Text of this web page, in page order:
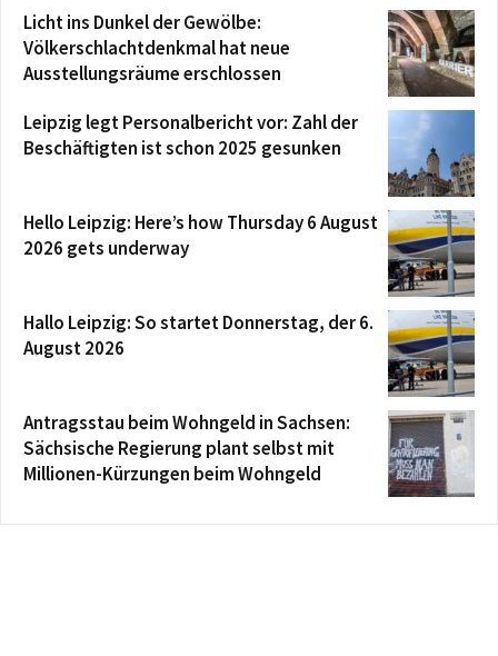
Licht ins Dunkel der Gewölbe:
Völkerschlachtdenkmal hat neue
Ausstellungsräume erschlossen
Leipzig legt Personalbericht vor: Zahl der
Beschäftigten ist schon 2025 gesunken
Hello Leipzig: Here’s how Thursday 6 August
2026 gets underway
Hallo Leipzig: So startet Donnerstag, der 6.
August 2026
Antragsstau beim Wohngeld in Sachsen:
Sächsische Regierung plant selbst mit
Millionen-Kürzungen beim Wohngeld